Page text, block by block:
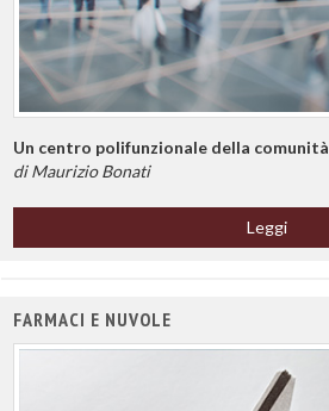
Un centro polifunzionale della comunità
di Maurizio Bonati
Leggi
FARMACI E NUVOLE